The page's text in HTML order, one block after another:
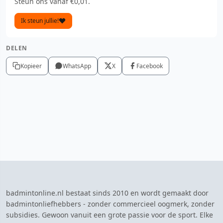
Ik steun jullie!
DELEN
Kopieer WhatsApp X Facebook
badmintonline.nl bestaat sinds 2010 en wordt gemaakt door
badmintonliefhebbers - zonder commercieel oogmerk, zonder
subsidies. Gewoon vanuit een grote passie voor de sport. Elke